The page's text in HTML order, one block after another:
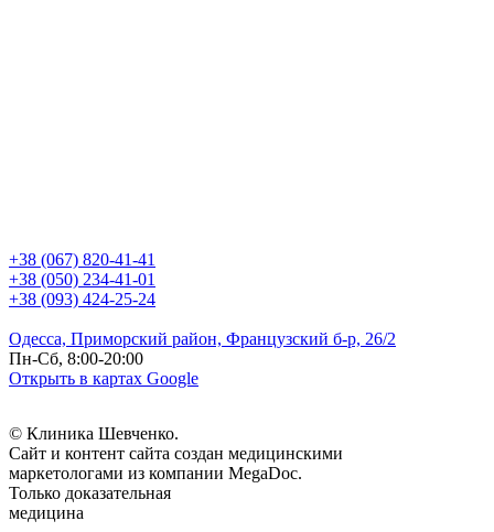
+38 (067) 820-41-41
+38 (050) 234-41-01
+38 (093) 424-25-24
Одесса, Приморский район, Французский б-р, 26/2
Пн-Сб, 8:00-20:00
Открыть в картах Google
© Клиника Шевченко.
Сайт и контент сайта создан медицинскими
маркетологами из компании MegaDoc.
Только доказательная
медицина